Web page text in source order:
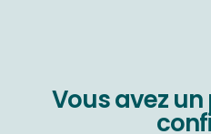
Vous avez